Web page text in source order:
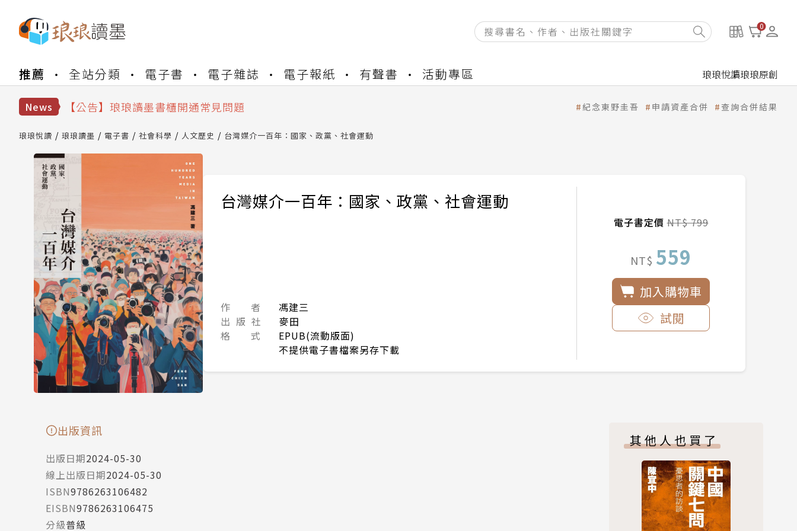
0
推薦 全站分類 電子書 電子雜誌 電子報紙 有聲書 活動專區 琅琅悅讀琅琅原創
News
【公告】因 Readmoo 讀墨系統維護中，本站同步暫停部分閱讀服務
【公告】琅琅讀墨書櫃開通常見問題
【公告】琅琅書店服務升級重要說明及資產合併結果查詢
【公告】因 Readmoo 讀墨系統維護中，本站同步暫停部分閱讀服務
紀念東野圭吾 申請資產合併 查詢合併結果
琅琅悅讀 琅琅讀墨 電子書 社會科學 人文歷史 台灣媒介一百年：國家、政黨、社會運動
台灣媒介一百年：國家、政黨、社會運動
作 者
馮建三
出 版 社
麥田
格 式
EPUB(流動版面)
不提供電子書檔案另存下載
電子書定價NT$ 799
NT$ 559
加入購物車
試閱
出版資訊
出版日期2024-05-30
線上出版日期2024-05-30
ISBN9786263106482
EISBN9786263106475
分級普級
其他人也買了